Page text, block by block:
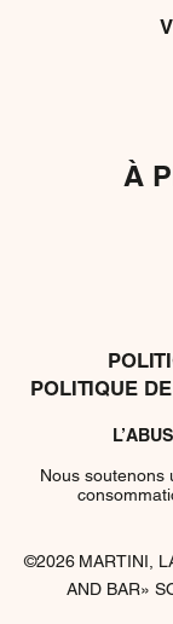
À
POLITIQUE
Nous soutenons
©2026 MARTINI,
AND BAR»